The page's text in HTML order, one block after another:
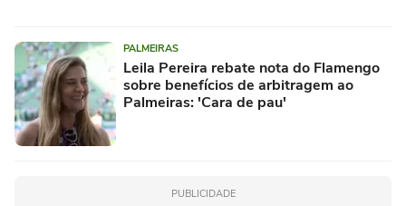
PALMEIRAS
Leila Pereira rebate nota do Flamengo
sobre benefícios de arbitragem ao
Palmeiras: 'Cara de pau'
PUBLICIDADE